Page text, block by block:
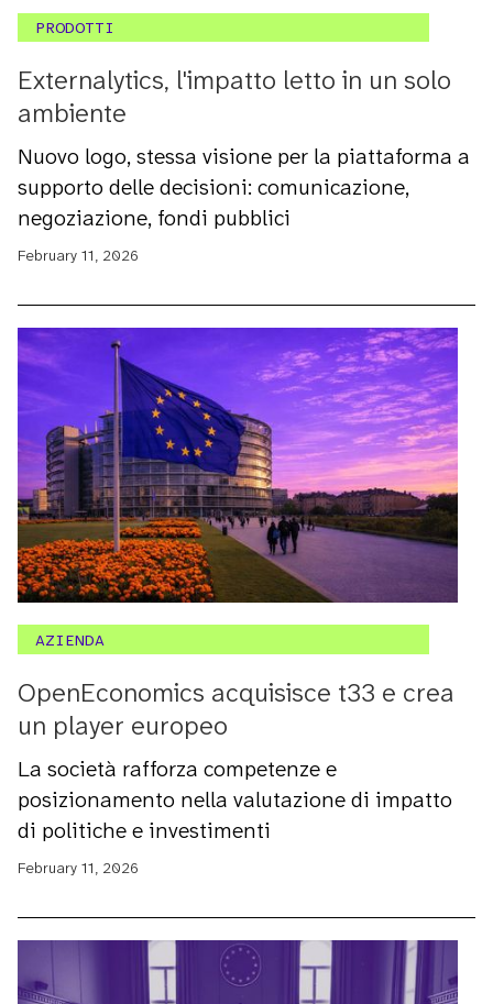
PRODOTTI
Externalytics, l'impatto letto in un solo
ambiente
Nuovo logo, stessa visione per la piattaforma a
supporto delle decisioni: comunicazione,
negoziazione, fondi pubblici
February 11, 2026
AZIENDA
OpenEconomics acquisisce t33 e crea
un player europeo
La società rafforza competenze e
posizionamento nella valutazione di impatto
di politiche e investimenti
February 11, 2026